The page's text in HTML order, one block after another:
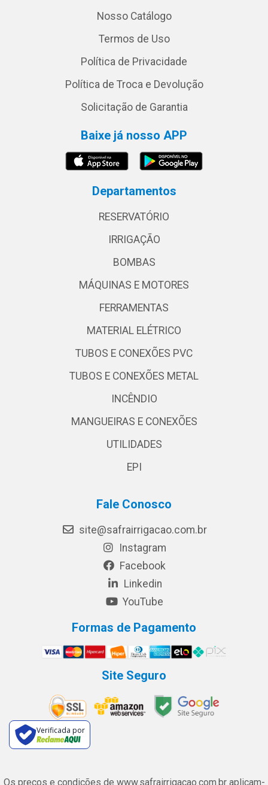
Nosso Catálogo
Termos de Uso
Política de Privacidade
Política de Troca e Devolução
Solicitação de Garantia
Baixe já nosso APP
Departamentos
RESERVATÓRIO
IRRIGAÇÃO
BOMBAS
MÁQUINAS E MOTORES
FERRAMENTAS
MATERIAL ELÉTRICO
TUBOS E CONEXÕES PVC
TUBOS E CONEXÕES METAL
INCÊNDIO
MANGUEIRAS E CONEXÕES
UTILIDADES
EPI
Fale Conosco
site@safrairrigacao.com.br
Instagram
Facebook
Linkedin
YouTube
Formas de Pagamento
Site Seguro
Verificada por
Os preços e condições de www.safrairrigacao.com.br aplicam-